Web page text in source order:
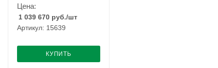
Цена:
1 039 670 руб./шт
Артикул: 15639
КУПИТЬ